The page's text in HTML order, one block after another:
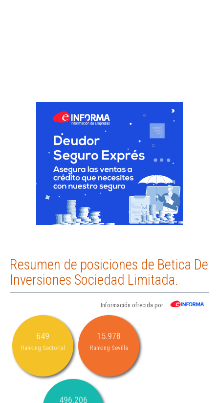
Resumen de posiciones de Betica De
Inversiones Sociedad Limitada.
Información ofrecida por
649
Ranking Sectorial
15.978
Ranking Sevilla
496.206